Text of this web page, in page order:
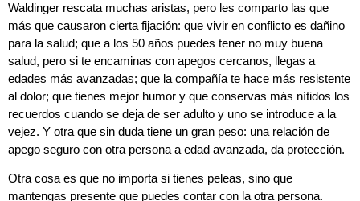
Waldinger rescata muchas aristas, pero les comparto las que
más que causaron cierta fijación: que vivir en conflicto es dañino
para la salud; que a los 50 años puedes tener no muy buena
salud, pero si te encaminas con apegos cercanos, llegas a
edades más avanzadas; que la compañía te hace más resistente
al dolor; que tienes mejor humor y que conservas más nítidos los
recuerdos cuando se deja de ser adulto y uno se introduce a la
vejez. Y otra que sin duda tiene un gran peso: una relación de
apego seguro con otra persona a edad avanzada, da protección.
Otra cosa es que no importa si tienes peleas, sino que
mantengas presente que puedes contar con la otra persona.